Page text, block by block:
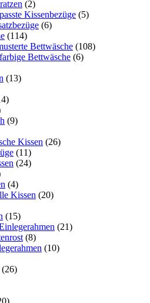
(2)
Kissenbezüge (5)
(6)
(114)
Bettwäsche (108)
Bettwäsche (6)
(13)
(9)
Kissen (26)
(11)
(24)
(4)
Kissen (20)
(15)
(21)
(8)
(10)
(26)